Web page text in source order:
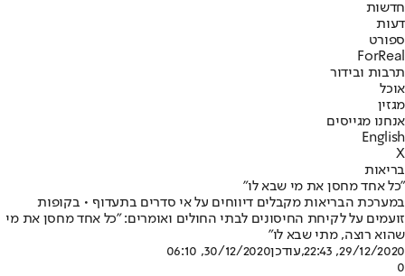
חדשות
דעות
ספורט
ForReal
תרבות ובידור
אוכל
מגזין
אנחנו מגייסים
English
X
בריאות
"כל אחד מחסן את מי שבא לו"
במערכת הבריאות מקבלים דיווחים על אי סדרים בתעדוף • בקופות
זועמים על לקיחת החיסונים לבתי החולים ואומרים: "כל אחד מחסן את מי
שהוא רוצה, מתי שבא לו"
29/12/2020, 22:43
,עודכן30/12/2020, 06:10
0